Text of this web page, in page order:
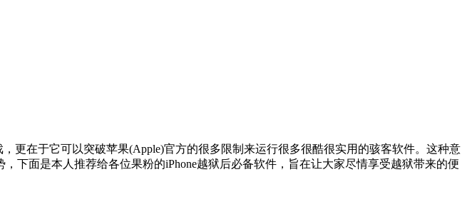
更在于它可以突破苹果(Apple)官方的很多限制来运行很多很酷很实用的骇客软件。这种意
下面是本人推荐给各位果粉的iPhone越狱后必备软件，旨在让大家尽情享受越狱带来的便